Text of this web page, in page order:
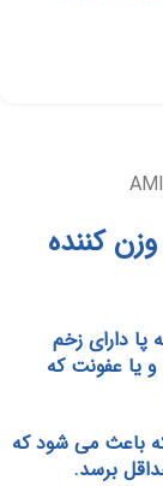
کننده
پا دارای زخم
یا عفونت که
باعث می شود که
برسد.